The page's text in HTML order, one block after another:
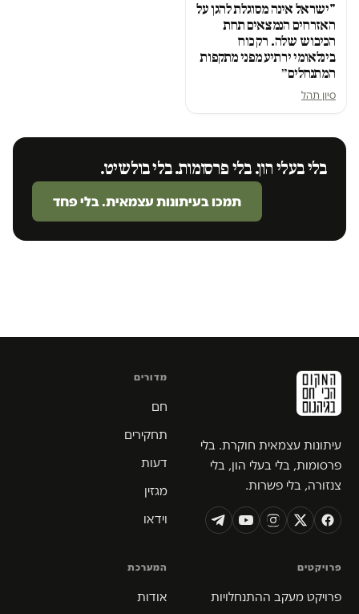
"ישראל אינה מסוגלת להגן על
האזרחים הנמצאים תחת
הכיבוש שלה. רק כוח
בינלאומי ירתיע מפני מתקפות
המתנחלים״
סיון תהל
בלי בעלי הון. בלי פרסומות. בלי בולשיט.
תמכו בעיתונות עצמאית. בלי פחד
עיתונות עצמאית חוקרת. בלי
פרסומות, בלי בעלי הון, בלי
צנזורה, בלי פשרות.
מדורים
חם
תחקירים
דעות
מגזין
וידאו
פרויקטים
פרויקט מעקב ההתנחלויות
המערכת
אודות